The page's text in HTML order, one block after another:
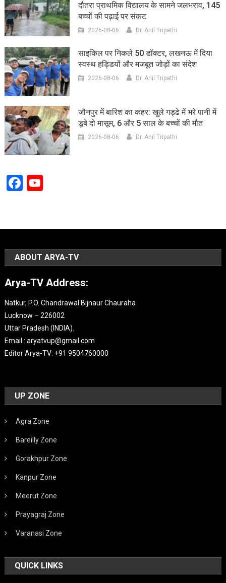
दौतरा प्राथमिक विद्यालय के सामने जलभराव, 145
बच्चों की पढ़ाई पर संकट
2026-08-06 Dr. Anil Tripathi
साइकिल पर निकले 50 डॉक्टर, लखनऊ में दिया
स्वस्थ हड्डियों और मजबूत जोड़ों का संदेश
2026-08-06 Dr. Anil Tripathi
जौनपुर में बारिश का कहर: खुले गड्ढे में भरे पानी में
डूबे दो मासूम, 6 और 5 साल के बच्चों की मौत
2026-08-06 Dr. Anil Tripathi
Facebook
YouTube
ABOUT ARYA-TV
Arya-TV Address:
Natkur, P.O. Chandrawal Bijnaur Chauraha
Lucknow – 226002
Uttar Pradesh (INDIA).
Email : aryatvup@gmail.com
Editor Arya-TV: +91 9504760000
UP ZONE
Agra Zone
Bareilly Zone
Gorakhpur Zone
Kanpur Zone
Meerut Zone
Prayagraj Zone
Varanasi Zone
QUICK LINKS